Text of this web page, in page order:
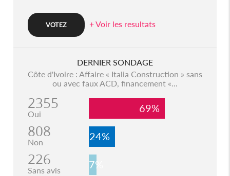
+ Voir les resultats
DERNIER SONDAGE
Côte d'Ivoire : Affaire « Italia Construction » sans
ou avec faux ACD, financement «...
2355
Oui 69%
808
Non 24%
226
Sans avis 7%